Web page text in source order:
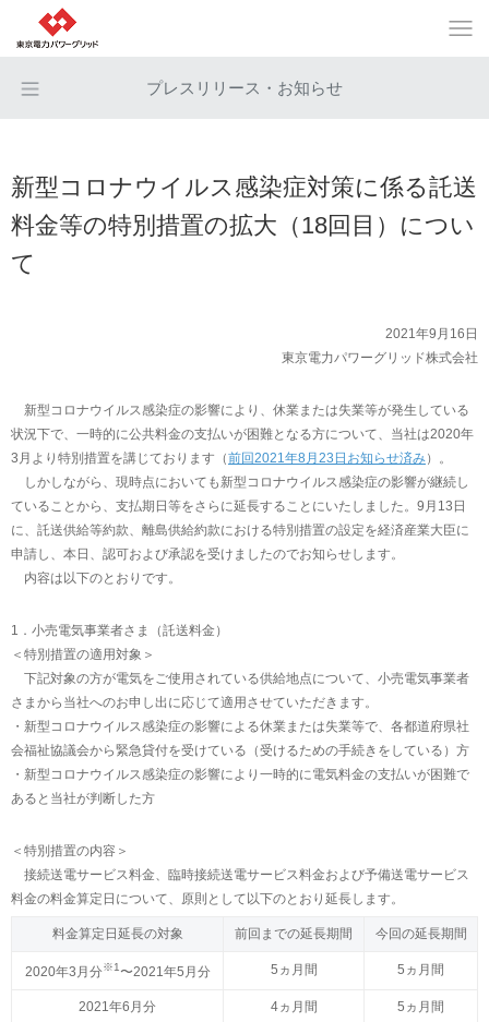
プレスリリース・お知らせ
新型コロナウイルス感染症対策に係る託送
料金等の特別措置の拡大（18回目）につい
て
2021年9月16日
東京電力パワーグリッド株式会社
新型コロナウイルス感染症の影響により、休業または失業等が発生している
状況下で、一時的に公共料金の支払いが困難となる方について、当社は2020年
3月より特別措置を講じております（前回2021年8月23日お知らせ済み）。
しかしながら、現時点においても新型コロナウイルス感染症の影響が継続し
ていることから、支払期日等をさらに延長することにいたしました。9月13日
に、託送供給等約款、離島供給約款における特別措置の設定を経済産業大臣に
申請し、本日、認可および承認を受けましたのでお知らせします。
内容は以下のとおりです。
1．小売電気事業者さま（託送料金）
＜特別措置の適用対象＞
下記対象の方が電気をご使用されている供給地点について、小売電気事業者
さまから当社へのお申し出に応じて適用させていただきます。
・新型コロナウイルス感染症の影響による休業または失業等で、各都道府県社
会福祉協議会から緊急貸付を受けている（受けるための手続きをしている）方
・新型コロナウイルス感染症の影響により一時的に電気料金の支払いが困難で
あると当社が判断した方
＜特別措置の内容＞
接続送電サービス料金、臨時接続送電サービス料金および予備送電サービス
料金の料金算定日について、原則として以下のとおり延長します。
料金算定日延長の対象 前回までの延長期間 今回の延長期間
2020年3月分※1 〜2021年5月分 5ヵ月間 5ヵ月間
2021年6月分 4ヵ月間 5ヵ月間